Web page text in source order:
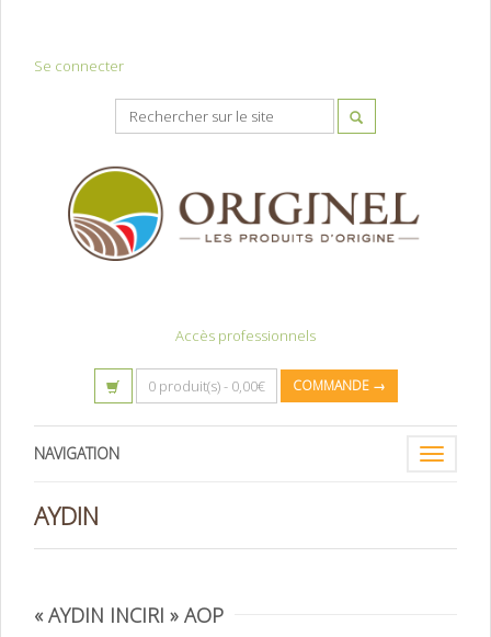
Se connecter
Accès professionnels
0 produit(s) - 0,00€ COMMANDE →
Toggle
NAVIGATION
AYDIN
« AYDIN INCIRI » AOP